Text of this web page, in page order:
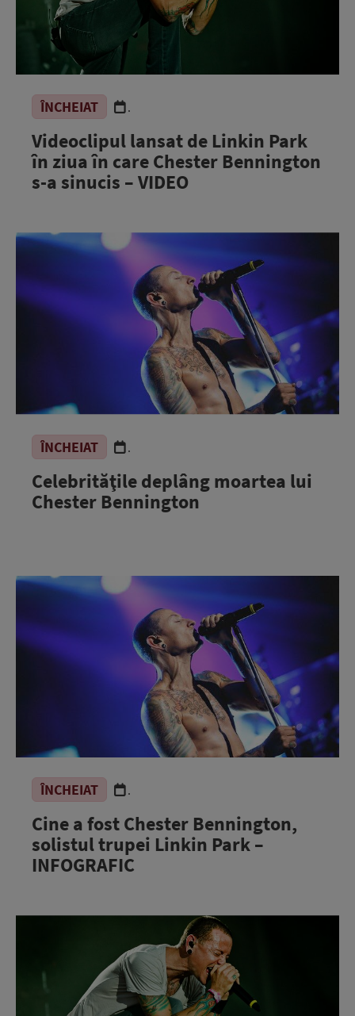
ÎNCHEIAT .
Videoclipul lansat de Linkin Park
în ziua în care Chester Bennington
s-a sinucis – VIDEO
ÎNCHEIAT .
Celebrităţile deplâng moartea lui
Chester Bennington
ÎNCHEIAT .
Cine a fost Chester Bennington,
solistul trupei Linkin Park –
INFOGRAFIC